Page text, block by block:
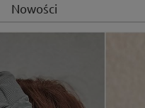
Nowości